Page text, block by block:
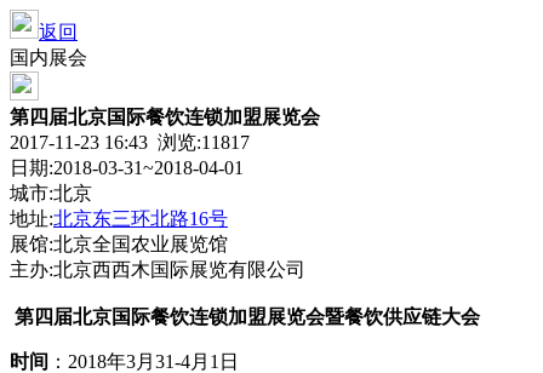
返回
国内展会
第四届北京国际餐饮连锁加盟展览会
2017-11-23 16:43 浏览:11817
日期:2018-03-31~2018-04-01
城市:北京
地址:北京东三环北路16号
展馆:北京全国农业展览馆
主办:北京西西木国际展览有限公司
第四届北京国际餐饮连锁加盟展览会暨餐饮供应链大会
时间 ： 2018年3月31-4月1日